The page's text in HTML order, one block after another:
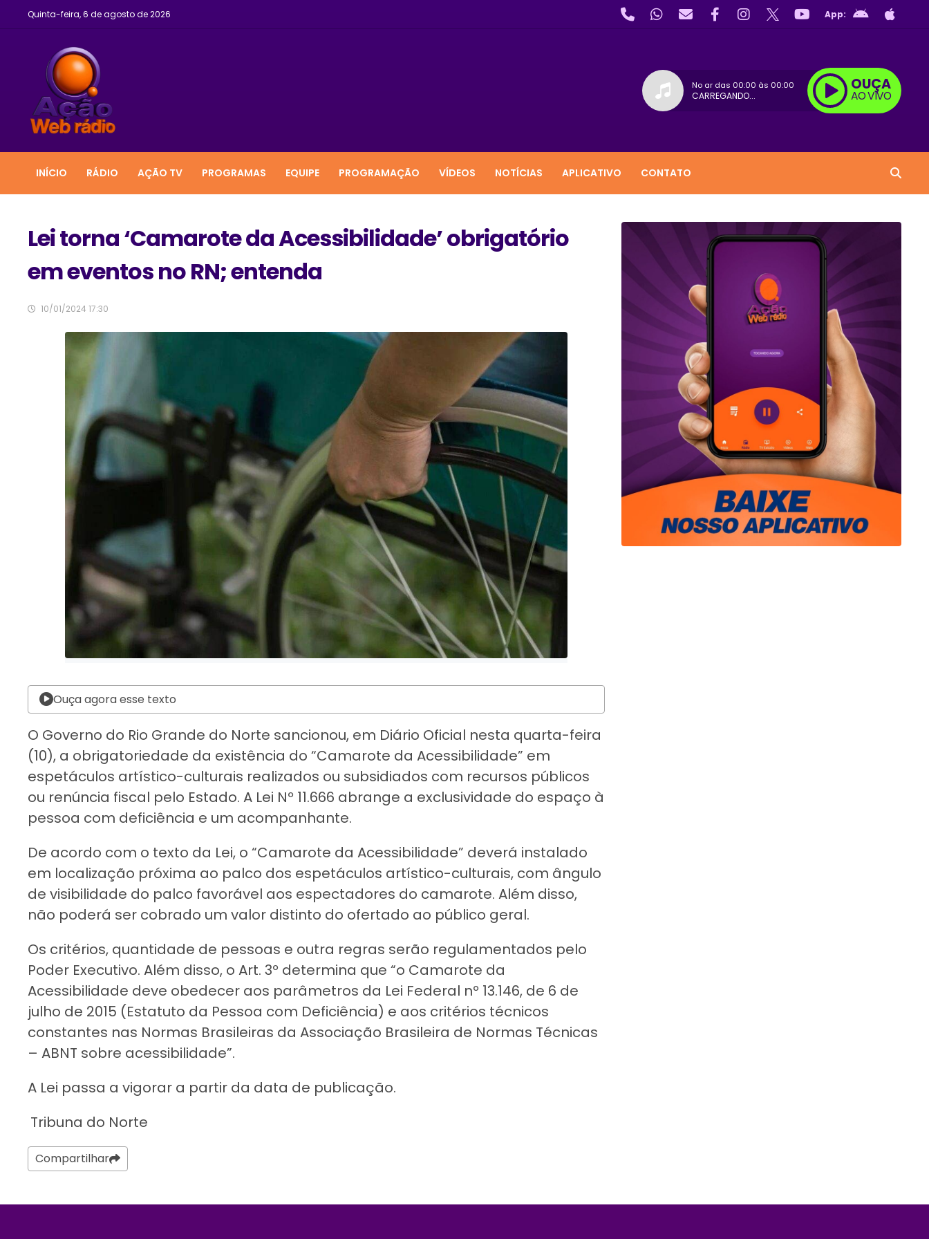
Quinta-feira, 6 de agosto de 2026 App:
No ar das 00:00 às 00:00
CARREGANDO...
OUÇA
AO VIVO
INÍCIO RÁDIO AÇÃO TV PROGRAMAS EQUIPE PROGRAMAÇÃO VÍDEOS NOTÍCIAS APLICATIVO CONTATO
Lei torna ‘Camarote da Acessibilidade’ obrigatório
em eventos no RN; entenda
10/01/2024 17:30
Ouça agora esse texto
O Governo do Rio Grande do Norte sancionou, em Diário Oficial nesta quarta-feira
(10), a obrigatoriedade da existência do “Camarote da Acessibilidade” em
espetáculos artístico-culturais realizados ou subsidiados com recursos públicos
ou renúncia fiscal pelo Estado. A Lei Nº 11.666 abrange a exclusividade do espaço à
pessoa com deficiência e um acompanhante.
De acordo com o texto da Lei, o “Camarote da Acessibilidade” deverá instalado
em localização próxima ao palco dos espetáculos artístico-culturais, com ângulo
de visibilidade do palco favorável aos espectadores do camarote. Além disso,
não poderá ser cobrado um valor distinto do ofertado ao público geral.
Os critérios, quantidade de pessoas e outra regras serão regulamentados pelo
Poder Executivo. Além disso, o Art. 3º determina que “o Camarote da
Acessibilidade deve obedecer aos parâmetros da Lei Federal nº 13.146, de 6 de
julho de 2015 (Estatuto da Pessoa com Deficiência) e aos critérios técnicos
constantes nas Normas Brasileiras da Associação Brasileira de Normas Técnicas
– ABNT sobre acessibilidade”.
A Lei passa a vigorar a partir da data de publicação.
Tribuna do Norte
Compartilhar